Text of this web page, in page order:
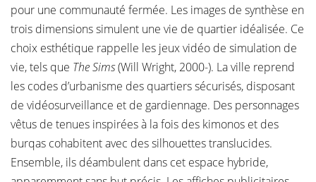
pour une communauté fermée. Les images de synthèse en
trois dimensions simulent une vie de quartier idéalisée. Ce
choix esthétique rappelle les jeux vidéo de simulation de
vie, tels que The Sims(Will Wright, 2000-). La ville reprend
les codes d’urbanisme des quartiers sécurisés, disposant
de vidéosurveillance et de gardiennage. Des personnages
vêtus de tenues inspirées à la fois des kimonos et des
burqas cohabitent avec des silhouettes translucides.
Ensemble, ils déambulent dans cet espace hybride,